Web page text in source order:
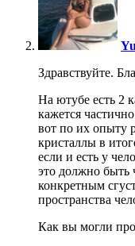
Здравствуйте.
На ютубе есть 2
кажется
вот по их опыту
кристаллы в
если и есть у
это должно быть
конкретным
пространства
Как вы могли